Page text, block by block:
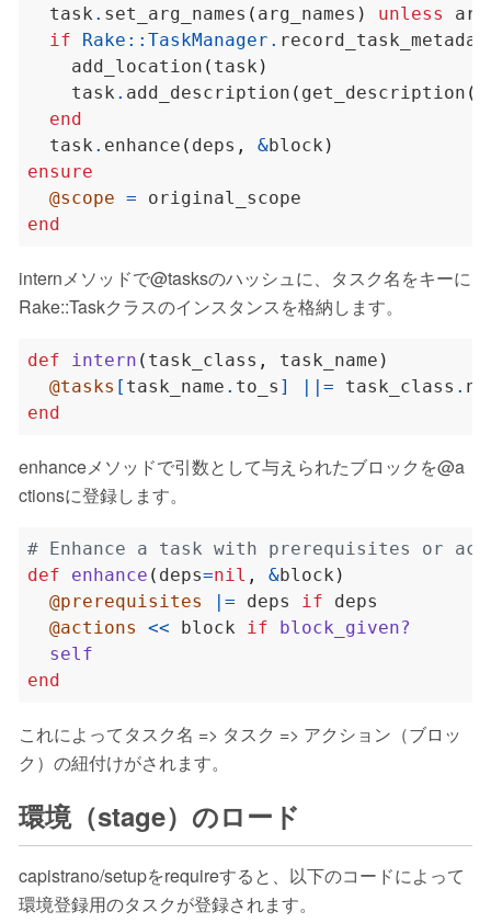
  task
. set_arg_names ( arg_names ) unless
if
Rake :: TaskManager .
    add_location
( task )
    task
. add_description ( get_description (
end
  task
. enhance ( deps , &block )
ensure
@scope =
end
internメソッドで@tasksのハッシュに、タスク名をキーに
Rake::Taskクラスのインスタンスを格納します。
def intern ( task_class , task_name )
@tasks [ task_name . to_s ] ||= task_class .
end
enhanceメソッドで引数として与えられたブロックを@a
ctionsに登録します。
# Enhance a task with prerequisites or
def
enhance ( deps=nil , &block )
@prerequisites
|= deps if
@actions
<< block if
block_given?
self
end
これによってタスク名 => タスク => アクション（ブロッ
ク）の紐付けがされます。
環境（stage）のロード
capistrano/setupをrequireすると、以下のコードによって
環境登録用のタスクが登録されます。